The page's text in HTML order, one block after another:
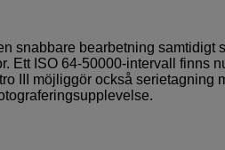
snabbare bearbetning samtidigt
Ett ISO 64-50000-intervall finns
III möjliggör också serietagning